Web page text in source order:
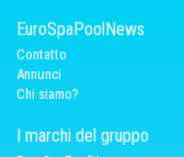
EuroSpaPoolNews
Contatto
Annunci
Chi siamo?
I marchi del gruppo